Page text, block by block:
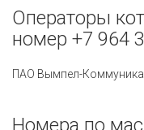
Операторы
номер +7 964
ПАО Вымпел-
Номера по